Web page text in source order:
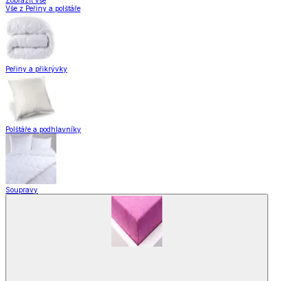
Vše z Peřiny a polštáře
Peřiny a přikrývky
Polštáře a podhlavníky
Soupravy